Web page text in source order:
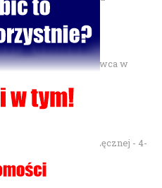
OSP — 28 czerwca w
i Podwórkowych w Łęcznej - 4-